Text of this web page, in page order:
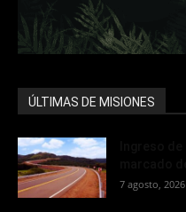
ÚLTIMAS DE MISIONES
7 agosto, 2026